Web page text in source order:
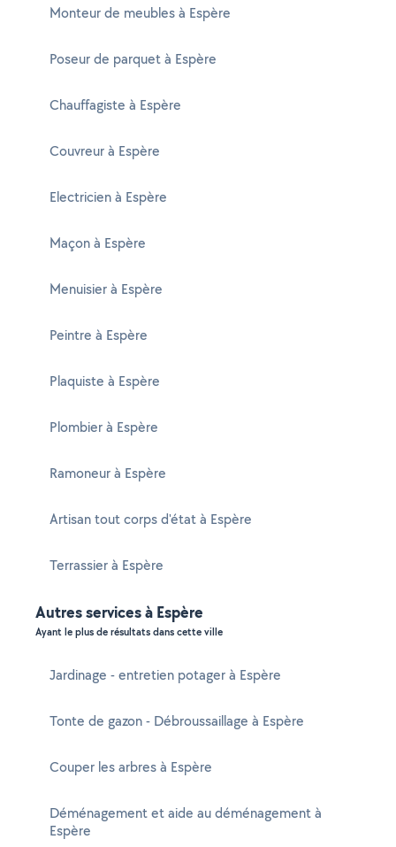
Monteur de meubles à Espère
Poseur de parquet à Espère
Chauffagiste à Espère
Couvreur à Espère
Electricien à Espère
Maçon à Espère
Menuisier à Espère
Peintre à Espère
Plaquiste à Espère
Plombier à Espère
Ramoneur à Espère
Artisan tout corps d'état à Espère
Terrassier à Espère
Autres services à Espère
Ayant le plus de résultats dans cette ville
Jardinage - entretien potager à Espère
Tonte de gazon - Débroussaillage à Espère
Couper les arbres à Espère
Déménagement et aide au déménagement à
Espère